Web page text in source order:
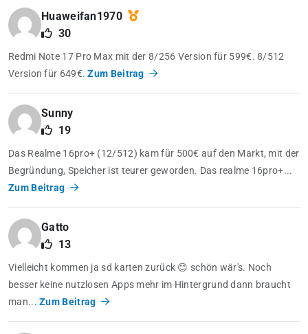
Huaweifan1970
30
Redmi Note 17 Pro Max mit der 8/256 Version für 599€. 8/512
Version für 649€.Zum Beitrag
Sunny
19
Das Realme 16pro+ (12/512) kam für 500€ auf den Markt, mit der
Begründung, Speicher ist teurer geworden. Das realme 16pro+...
Zum Beitrag
Gatto
13
Vielleicht kommen ja sd karten zurück 😊 schön wär's. Noch
besser keine nutzlosen Apps mehr im Hintergrund dann braucht
man...Zum Beitrag